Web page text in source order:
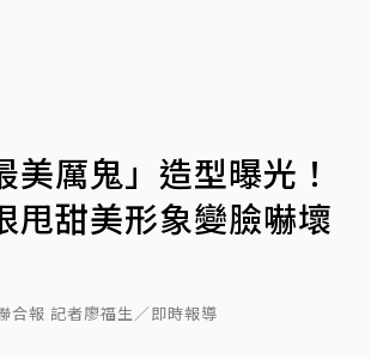
美厲鬼」造型曝光！
甩甜美形象變臉嚇壞
合報 記者廖福生／即時報導